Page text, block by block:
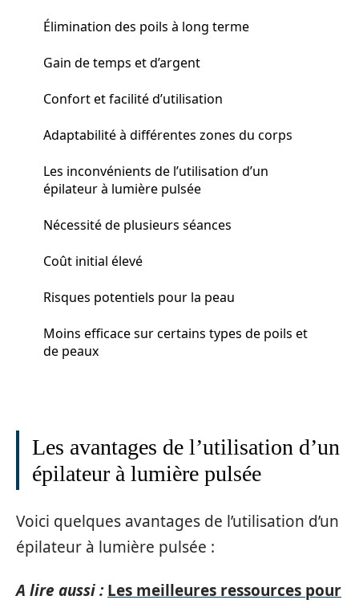
Élimination des poils à long terme
Gain de temps et d’argent
Confort et facilité d’utilisation
Adaptabilité à différentes zones du corps
Les inconvénients de l’utilisation d’un
épilateur à lumière pulsée
Nécessité de plusieurs séances
Coût initial élevé
Risques potentiels pour la peau
Moins efficace sur certains types de poils et
de peaux
Les avantages de l’utilisation d’un
épilateur à lumière pulsée
Voici quelques avantages de l’utilisation d’un
épilateur à lumière pulsée :
A lire aussi : Les meilleures ressources pour